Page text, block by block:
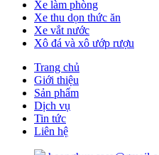
Xe làm phòng
Xe thu dọn thức ăn
Xe vắt nước
Xô đá và xô ướp rượu
Trang chủ
Giới thiệu
Sản phẩm
Dịch vụ
Tin tức
Liên hệ